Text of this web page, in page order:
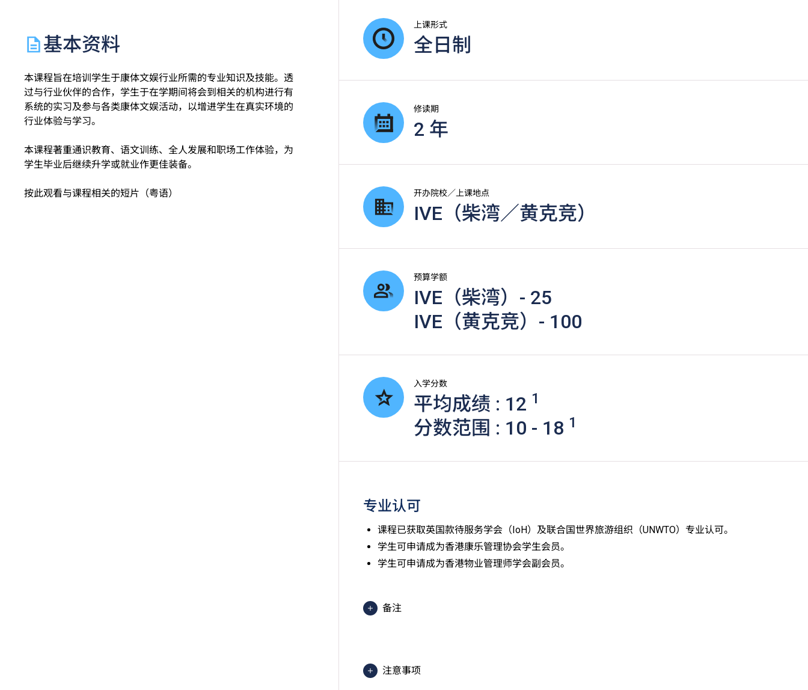
基本资料
本课程旨在培训学生于康体文娱行业所需的专业知识及技能。透
过与行业伙伴的合作，学生于在学期间将会到相关的机构进行有
系统的实习及参与各类康体文娱活动，以增进学生在真实环境的
行业体验与学习。
本课程著重通识教育、语文训练、全人发展和职场工作体验，为
学生毕业后继续升学或就业作更佳装备。
按此观看与课程相关的短片（粤语）
上课形式
全日制
修读期
2 年
开办院校／上课地点
IVE（柴湾／黄克竞）
预算学额
IVE（柴湾）- 25
IVE（黄克竞）- 100
入学分数
平均成绩 : 12 1
分数范围 : 10 - 18 1
专业认可
课程已获取英国款待服务学会（IoH）及联合国世界旅游组织（UNWTO）专业认可。
学生可申请成为香港康乐管理协会学生会员。
学生可申请成为香港物业管理师学会副会员。
备注
1=1分）
注意事项